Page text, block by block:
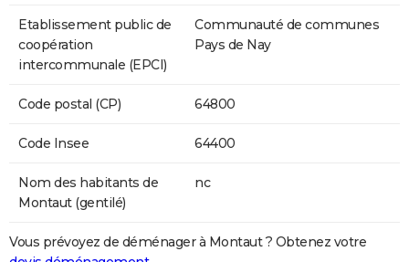
Etablissement public de
coopération
intercommunale (EPCI)
Communauté de communes
Pays de Nay
Code postal (CP) 64800
Code Insee 64400
Nom des habitants de
Montaut (gentilé)
nc
Vous prévoyez de déménager à Montaut ? Obtenez votre